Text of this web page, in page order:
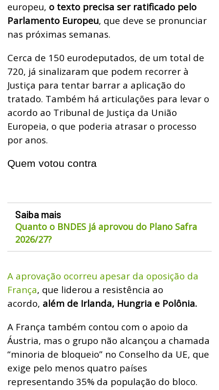
europeu, o texto precisa ser ratificado pelo
Parlamento Europeu, que deve se pronunciar
nas próximas semanas.
Cerca de 150 eurodeputados, de um total de
720, já sinalizaram que podem recorrer à
Justiça para tentar barrar a aplicação do
tratado. Também há articulações para levar o
acordo ao Tribunal de Justiça da União
Europeia, o que poderia atrasar o processo
por anos.
Quem votou contra
Saiba mais
Quanto o BNDES já aprovou do Plano Safra
2026/27?
A aprovação ocorreu apesar da oposição da
França, que liderou a resistência ao
acordo, além de Irlanda, Hungria e Polônia.
A França também contou com o apoio da
Áustria, mas o grupo não alcançou a chamada
“minoria de bloqueio” no Conselho da UE, que
exige pelo menos quatro países
representando 35% da população do bloco.